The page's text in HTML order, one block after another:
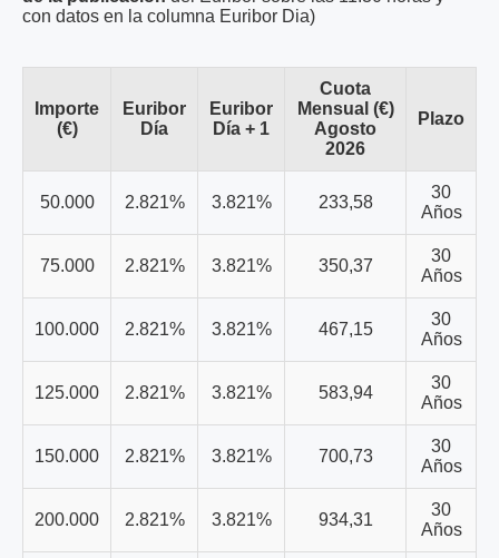
con datos en la columna Euribor Dia)
Importe
(€)
Euribor
Día
Euribor
Día + 1
Cuota
Mensual (€)
Agosto
2026
Plazo
50.000 2.821% 3.821% 233,58
30
Años
75.000 2.821% 3.821% 350,37
30
Años
100.000 2.821% 3.821% 467,15
30
Años
125.000 2.821% 3.821% 583,94
30
Años
150.000 2.821% 3.821% 700,73
30
Años
200.000 2.821% 3.821% 934,31
30
Años